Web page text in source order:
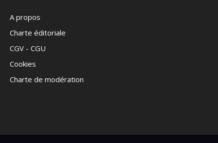
A propos
Charte éditoriale
CGV - CGU
Cookies
Charte de modération